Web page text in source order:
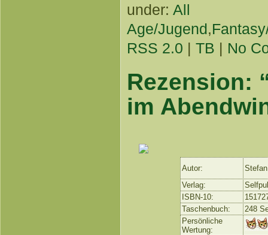
under: All
Age/Jugend,
RSS 2.0 | TB | No
Rezension:
im
Autor:
Verlag:
ISBN-10:
Taschenbuch:
248
Persönliche
Wertung: